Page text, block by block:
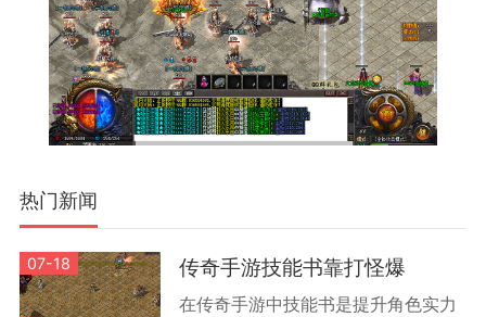
热门新闻
07-18 传奇手游技能书靠打怪爆
在传奇手游中技能书是提升角色实力